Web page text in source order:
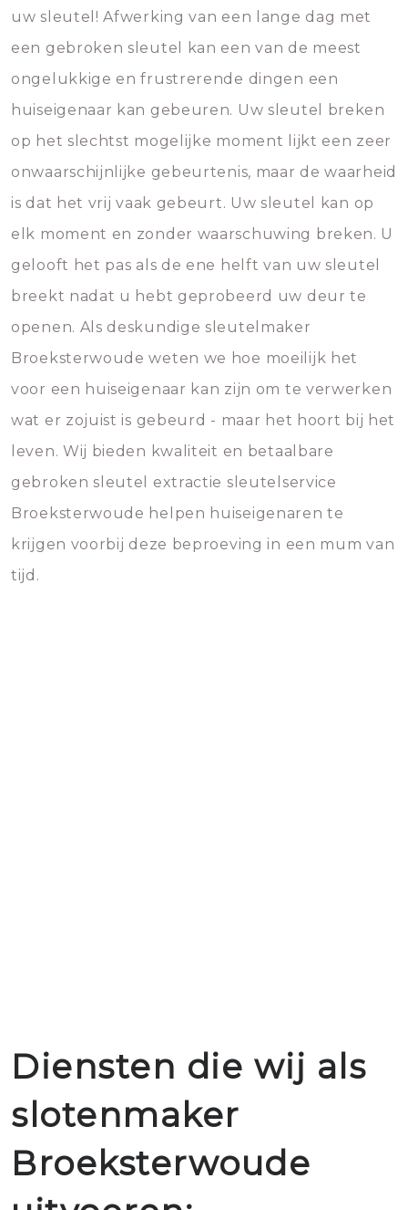
uw sleutel! Afwerking van een lange dag met
een gebroken sleutel kan een van de meest
ongelukkige en frustrerende dingen een
huiseigenaar kan gebeuren. Uw sleutel breken
op het slechtst mogelijke moment lijkt een zeer
onwaarschijnlijke gebeurtenis, maar de waarheid
is dat het vrij vaak gebeurt. Uw sleutel kan op
elk moment en zonder waarschuwing breken. U
gelooft het pas als de ene helft van uw sleutel
breekt nadat u hebt geprobeerd uw deur te
openen. Als deskundige sleutelmaker
Broeksterwoude weten we hoe moeilijk het
voor een huiseigenaar kan zijn om te verwerken
wat er zojuist is gebeurd - maar het hoort bij het
leven. Wij bieden kwaliteit en betaalbare
gebroken sleutel extractie sleutelservice
Broeksterwoude helpen huiseigenaren te
krijgen voorbij deze beproeving in een mum van
tijd.
Diensten die wij als
slotenmaker
Broeksterwoude